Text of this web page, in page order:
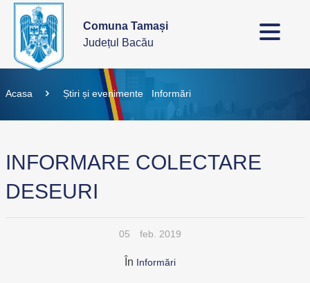
Comuna Tamași
Județul Bacău
Acasa Știri și evenimente Informări
INFORMARE COLECTARE
DESEURI
05 feb. 2019
În Informări